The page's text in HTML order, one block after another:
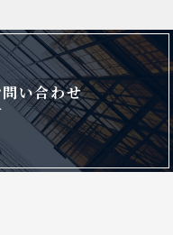
い合わせ